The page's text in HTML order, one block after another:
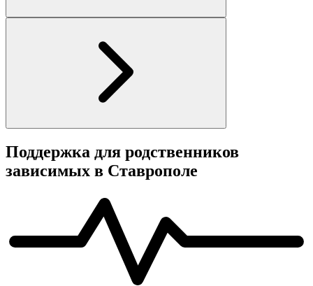
Поддержка для родственников
зависимых в Ставрополе